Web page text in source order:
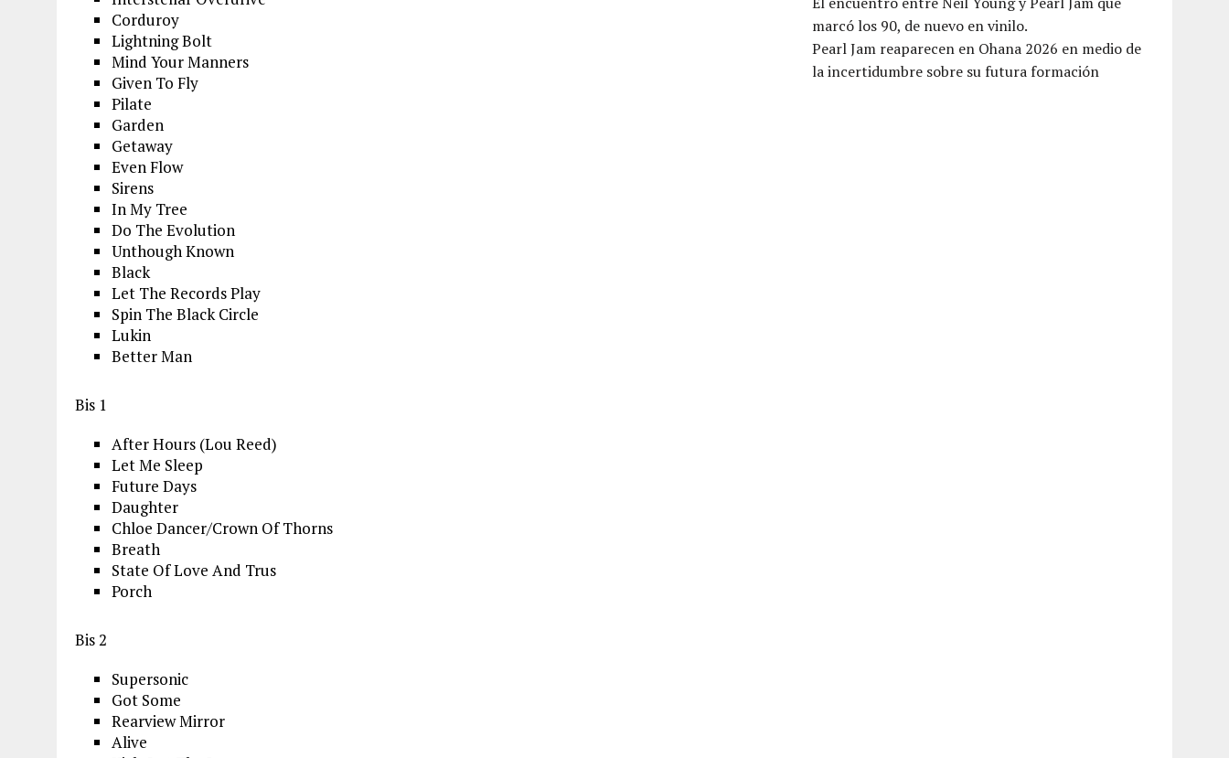
Corduroy
Lightning Bolt
Mind Your Manners
Given To Fly
Pilate
Garden
Getaway
Even Flow
Sirens
In My Tree
Do The Evolution
Unthough Known
Black
Let The Records Play
Spin The Black Circle
Lukin
Better Man
Bis 1
After Hours (Lou Reed)
Let Me Sleep
Future Days
Daughter
Chloe Dancer/Crown Of Thorns
Breath
State Of Love And Trus
Porch
Bis 2
Supersonic
Got Some
Rearview Mirror
Alive
marcó los 90, de nuevo en vinilo.
Pearl Jam reaparecen en Ohana 2026 en medio de
la incertidumbre sobre su futura formación